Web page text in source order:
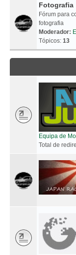
Fotografia
Fórum para
fotografia
Moderador:
Tópicos: 13
Equipa de
Total de